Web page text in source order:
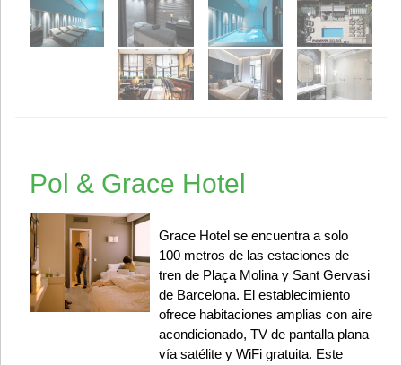
Pol & Grace Hotel
Grace Hotel se encuentra a solo
100 metros de las estaciones de
tren de Plaça Molina y Sant Gervasi
de Barcelona. El establecimiento
ofrece habitaciones amplias con aire
acondicionado, TV de pantalla plana
vía satélite y WiFi gratuita. Este